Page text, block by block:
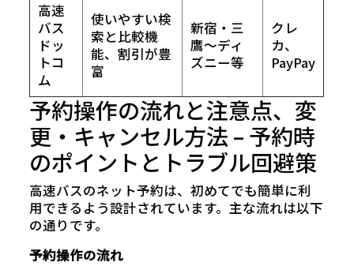
高速
バス
ドッ
トコ
ム
使いやすい検
索と比較機
能、割引が豊
富
新宿・三
鷹〜ディ
ズニー等
クレ
カ、
PayPay
予約操作の流れと注意点、変
更・キャンセル方法 – 予約時
のポイントとトラブル回避策
高速バスのネット予約は、初めてでも簡単に利
用できるよう設計されています。主な流れは以下
の通りです。
予約操作の流れ